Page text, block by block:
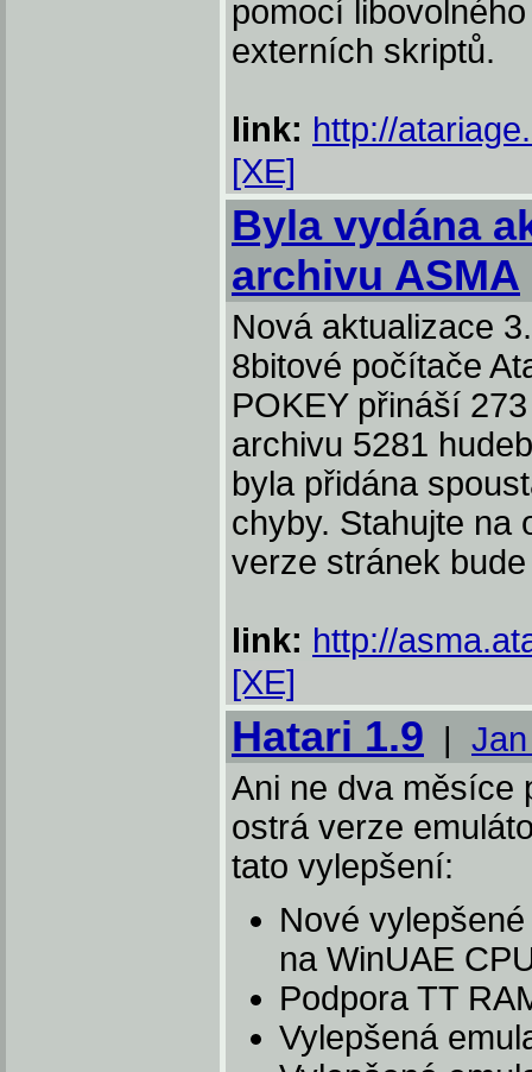
pomocí
externích skriptů.
link: http://
[XE]
Byla vydána
archivu ASMA
Nová aktualizace
8bitové počítače
POKEY přináší
archivu 5281
byla přidána
chyby. Stahujte na
verze stránek
link: http://
[XE]
Hatari 1.9 |
Ani ne dva měsíce
ostrá verze
tato vylepšení:
Nové
na WinUAE
Podpora TT
Vylepšená